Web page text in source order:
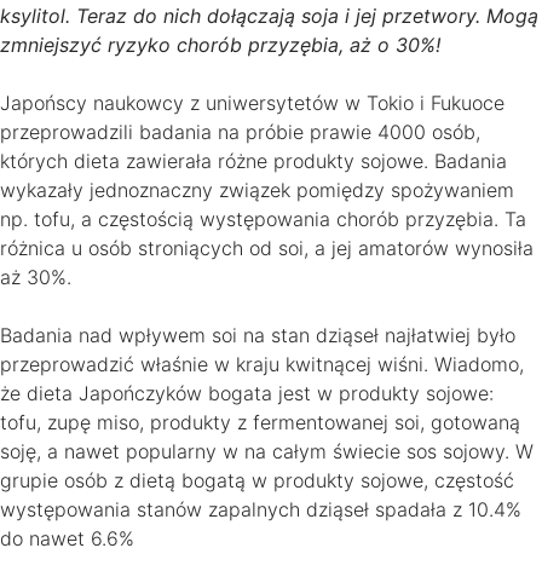
ksylitol. Teraz do nich dołączają soja i jej przetwory. Mogą
zmniejszyć ryzyko chorób przyzębia, aż o 30%!
Japońscy naukowcy z uniwersytetów w Tokio i Fukuoce
przeprowadzili badania na próbie prawie 4000 osób,
których dieta zawierała różne produkty sojowe. Badania
wykazały jednoznaczny związek pomiędzy spożywaniem
np. tofu, a częstością występowania chorób przyzębia. Ta
różnica u osób stroniących od soi, a jej amatorów wynosiła
aż 30%.
Badania nad wpływem soi na stan dziąseł najłatwiej było
przeprowadzić właśnie w kraju kwitnącej wiśni. Wiadomo,
że dieta Japończyków bogata jest w produkty sojowe:
tofu, zupę miso, produkty z fermentowanej soi, gotowaną
soję, a nawet popularny w na całym świecie sos sojowy. W
grupie osób z dietą bogatą w produkty sojowe, częstość
występowania stanów zapalnych dziąseł spadała z 10.4%
do nawet 6.6%